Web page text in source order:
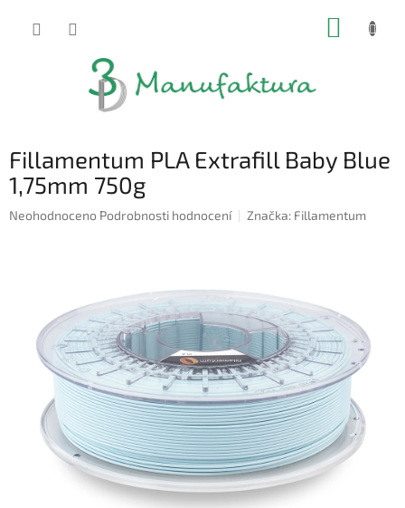
Fillamentum PLA Extrafill Baby Blue
1,75mm 750g
Průměrné
hvězdiček.
Neohodnoceno Podrobnosti hodnocení Značka: Fillamentum